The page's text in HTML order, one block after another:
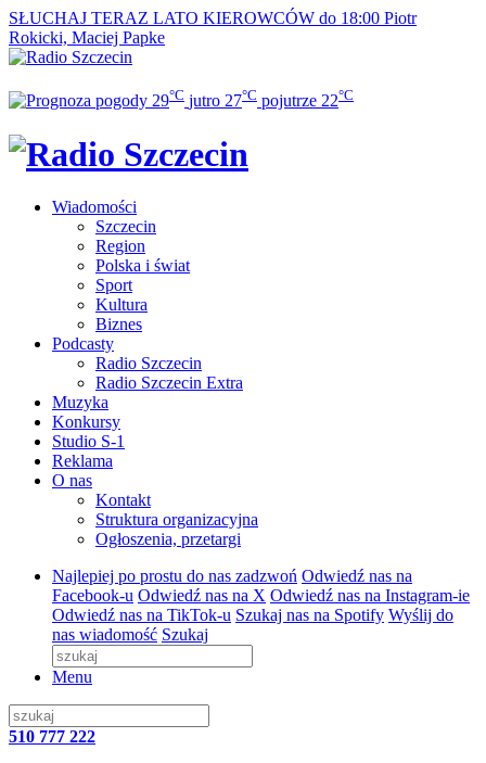
SŁUCHAJ TERAZ LATO KIEROWCÓW do 18:00 Piotr
Rokicki, Maciej Papke
29°C jutro 27°C pojutrze 22°C
Wiadomości
Szczecin
Region
Polska i świat
Sport
Kultura
Biznes
Podcasty
Radio Szczecin
Radio Szczecin Extra
Muzyka
Konkursy
Studio S-1
Reklama
O nas
Kontakt
Struktura organizacyjna
Ogłoszenia, przetargi
Najlepiej po prostu do nas zadzwoń Odwiedź nas na
Facebook-u Odwiedź nas na X Odwiedź nas na Instagram-ie
Odwiedź nas na TikTok-u Szukaj nas na Spotify Wyślij do
nas wiadomość Szukaj
Menu
510 777 222